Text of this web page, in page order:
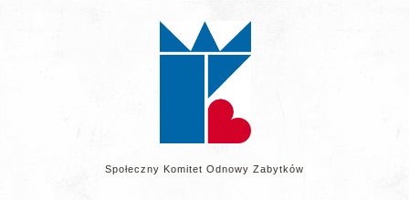
Społeczny Komitet Odnowy Zabytków